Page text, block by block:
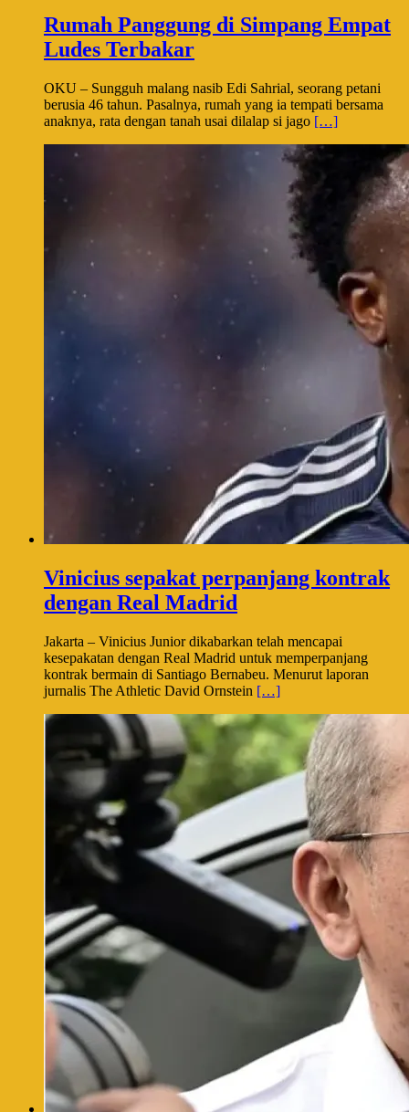
Rumah Panggung di Simpang Empat
Ludes Terbakar
OKU – Sungguh malang nasib Edi Sahrial, seorang petani
berusia 46 tahun. Pasalnya, rumah yang ia tempati bersama
anaknya, rata dengan tanah usai dilalap si jago […]
Vinicius sepakat perpanjang kontrak
dengan Real Madrid
Jakarta – Vinicius Junior dikabarkan telah mencapai
kesepakatan dengan Real Madrid untuk memperpanjang
kontrak bermain di Santiago Bernabeu. Menurut laporan
jurnalis The Athletic David Ornstein […]